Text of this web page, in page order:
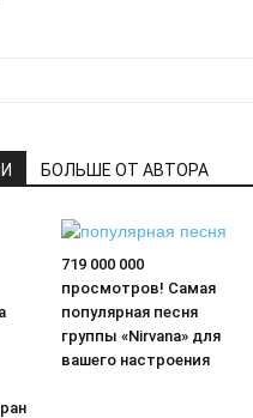
БОЛЬШЕ ОТ АВТОРА
719 000 000
просмотров! Самая
популярная песня
группы «Nirvana» для
вашего настроения